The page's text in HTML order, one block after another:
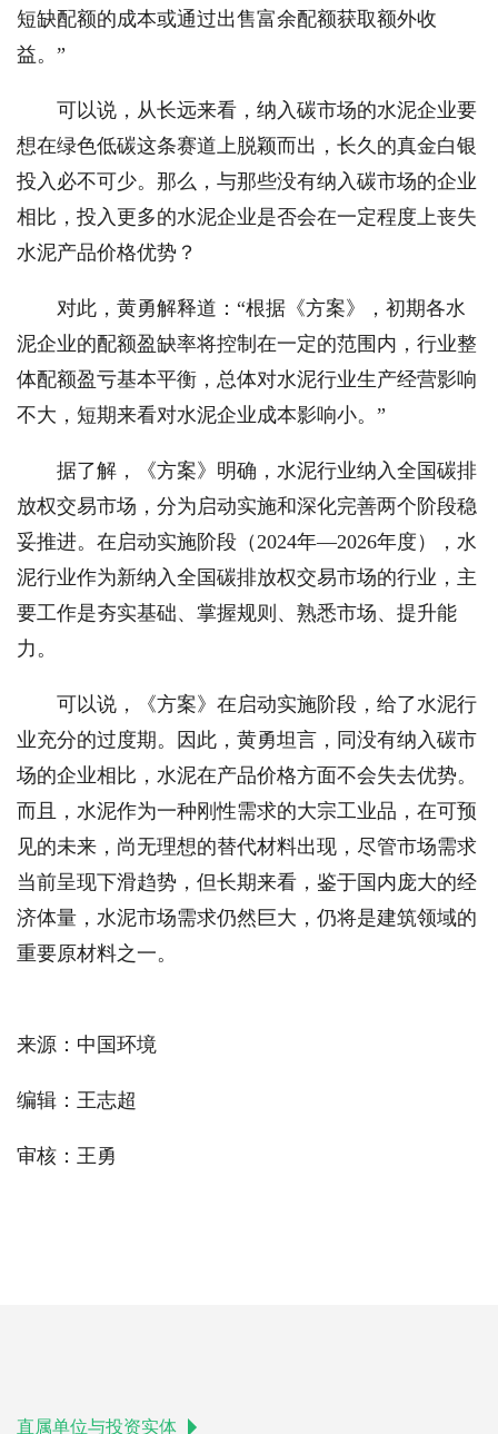
短缺配额的成本或通过出售富余配额获取额外收
益。”
可以说，从长远来看，纳入碳市场的水泥企业要
想在绿色低碳这条赛道上脱颖而出，长久的真金白银
投入必不可少。那么，与那些没有纳入碳市场的企业
相比，投入更多的水泥企业是否会在一定程度上丧失
水泥产品价格优势？
对此，黄勇解释道：“根据《方案》，初期各水
泥企业的配额盈缺率将控制在一定的范围内，行业整
体配额盈亏基本平衡，总体对水泥行业生产经营影响
不大，短期来看对水泥企业成本影响小。”
据了解，《方案》明确，水泥行业纳入全国碳排
放权交易市场，分为启动实施和深化完善两个阶段稳
妥推进。在启动实施阶段（2024年—2026年度），水
泥行业作为新纳入全国碳排放权交易市场的行业，主
要工作是夯实基础、掌握规则、熟悉市场、提升能
力。
可以说，《方案》在启动实施阶段，给了水泥行
业充分的过度期。因此，黄勇坦言，同没有纳入碳市
场的企业相比，水泥在产品价格方面不会失去优势。
而且，水泥作为一种刚性需求的大宗工业品，在可预
见的未来，尚无理想的替代材料出现，尽管市场需求
当前呈现下滑趋势，但长期来看，鉴于国内庞大的经
济体量，水泥市场需求仍然巨大，仍将是建筑领域的
重要原材料之一。
来源：中国环境
编辑：王志超
审核：王勇
直属单位与投资实体